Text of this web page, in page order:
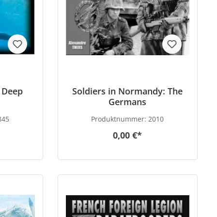
Soldiers in Normandy: The
Germans
Produktnummer:2010
0,00 €*